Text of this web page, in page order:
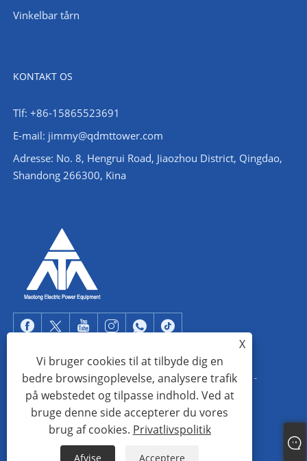
Vinkelbar tårn
KONTAKT OS
Tlf: +86-15865523691
E-mail: jimmy@qdmttower.com
Adresse: No. 8, Hengrui Road, Jiaozhou District, Qingdao,
Shandong 266300, Kina
Copyright © 2022 Qingdao Maotong Power Equipment Co., Ltd. -
Vinkelståltårn, understation stålkonstruktion, stålrørstårn - Alle
rettigheder forbeholdes.
Sitemap XML Privatlivspolitik
X
Vi bruger cookies til at tilbyde dig en
bedre browsingoplevelse, analysere trafik
på webstedet og tilpasse indhold. Ved at
bruge denne side accepterer du vores
brug af cookies. Privatlivspolitik
Afvise Acceptere